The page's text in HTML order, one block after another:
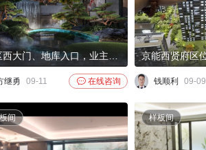
继勇 09-11  在线咨询 钱顺利 09-09
间 样板间